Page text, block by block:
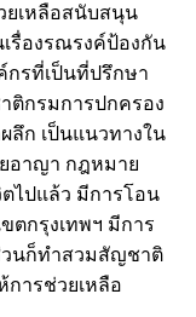
ยเหลือสนับสนุน
รื่องรณรงค์ป้องกัน
รที่เป็นที่ปรึกษา
ติกรมการปกครอง
ก เป็นแนวทางใน
อาญา กฎหมาย
ไปแล้ว มีการโอน
ตกรุงเทพฯ มีการ
วนก็ทำสวมสัญชาติ
ารช่วยเหลือ